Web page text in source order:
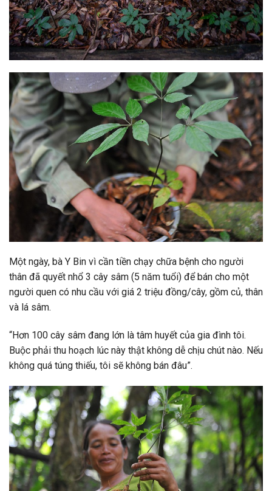
Một ngày, bà Y Bin vì cần tiền chạy chữa bệnh cho người
thân đã quyết nhổ 3 cây sâm (5 năm tuổi) để bán cho một
người quen có nhu cầu với giá 2 triệu đồng/cây, gồm củ, thân
và lá sâm.
“Hơn 100 cây sâm đang lớn là tâm huyết của gia đình tôi.
Buộc phải thu hoạch lúc này thật không dễ chịu chút nào. Nếu
không quá túng thiếu, tôi sẽ không bán đâu”.